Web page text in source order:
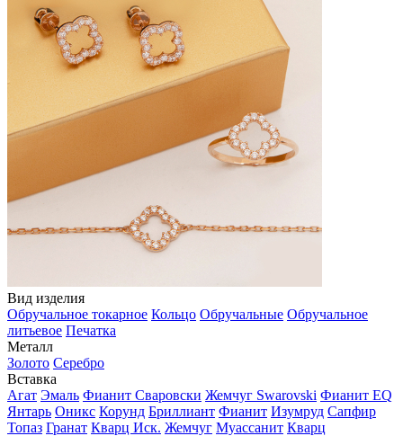
Вид изделия
Обручальное токарное Кольцо Обручальные Обручальное
литьевое Печатка
Металл
Золото Серебро
Вставка
Агат Эмаль Фианит Сваровски Жемчуг Swarovski Фианит EQ
Янтарь Оникс Корунд Бриллиант Фианит Изумруд Сапфир
Топаз Гранат Кварц Иск. Жемчуг Муассанит Кварц